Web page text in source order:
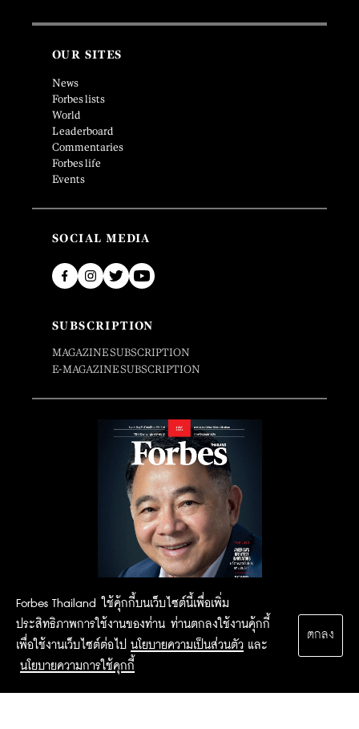
Forbes Thailand ใช้คุ้กกี้บนเว็บไซต์นี้เพื่อเพิ่ม
ประสิทธิภาพการใช้งานของท่าน ท่านตกลงใช้งานคุ้กกี้
เพื่อใช้งานเว็บไซต์ต่อไป นโยบายความเป็นส่วนตัว และ
นโยบายความการใช้คุกกี้
ตกลง
OUR SITES
News
Forbes lists
World
Leaderboard
Commentaries
Forbes life
Events
SOCIAL MEDIA
SUBSCRIPTION
MAGAZINE SUBSCRIPTION
E-MAGAZINE SUBSCRIPTION
2015 Forbesthailand.com ALL RIGHTS RESERVED